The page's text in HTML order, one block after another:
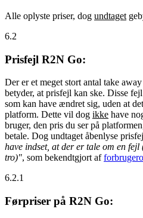
Alle oplyste priser, dog undtaget
6.2
Prisfejl R2N Go:
Der er et meget stort antal take
betyder, at prisfejl kan ske. Disse
som kan have ændret sig, uden at
platform. Dette vil dog ikke have
bruger, den pris du ser på
betale. Dog undtaget åbenlyse
have indset, at der er tale om en
tro)", som bekendtgjort af
6.2.1
Førpriser på R2N Go: